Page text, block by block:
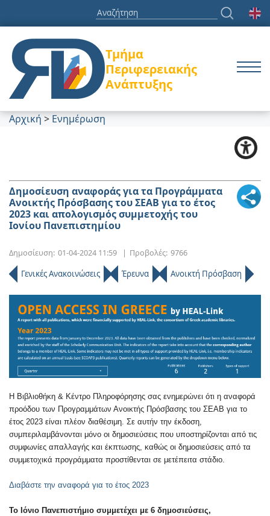
Τμήμα
Περιφερειακής
Ανάπτυξης
Αρχική > Ενημέρωση
Δημοσίευση αναφοράς για τα Προγράμματα
Ανοικτής Πρόσβασης του ΣΕΑΒ για το έτος
2023 και απολογισμός συμμετοχής του
Ιονίου Πανεπιστημίου
Δημοσίευση: 01-04-2024 11:59 | Προβολές: 9766
Γενικές Ανακοινώσεις
Έρευνα Ανοικτή Πρόσβαση
Η Βιβλιοθήκη & Κέντρο Πληροφόρησης σας ενημερώνει ότι η αναφορά
προόδου των Προγραμμάτων Ανοικτής Πρόσβασης του ΣΕΑΒ για το
έτος 2023 είναι πλέον διαθέσιμη. Σε αυτήν την έκδοση,
συμπεριλαμβάνονται μόνο οι δημοσιεύσεις που υποστηρίζονται από τις
συμφωνίες απαλλαγής και έκπτωσης, καθώς οι δημοσιεύσεις από τα
συμμετοχικά προγράμματα προστίθενται σε μετέπειτα στάδιο.
Διαβάστε την αναφορά για το έτος 2023
Το Ιόνιο Πανεπιστήμιο συμμετέχει με 6 δημοσιεύσεις,